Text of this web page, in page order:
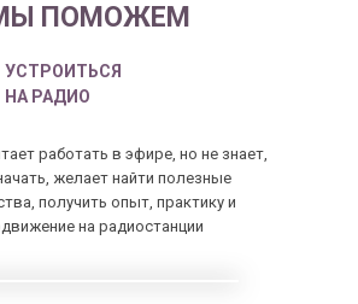
ПОМОЖЕМ
работать в эфире, но не знает,
желает найти полезные
получить опыт, практику и
на радиостанции
УСТРОИТЬСЯ
НА РАДИО